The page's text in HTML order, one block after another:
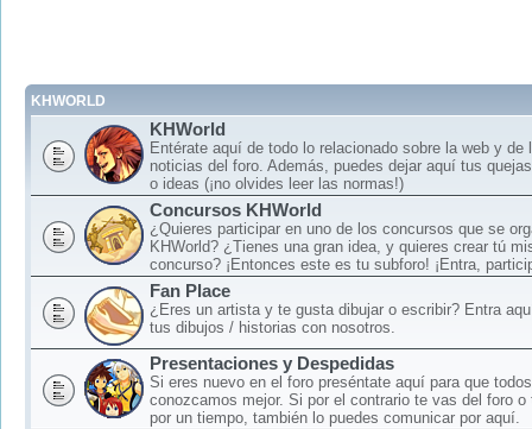
KHWORLD
KHWorld
Entérate aquí de todo lo relacionado sobre la web y de
noticias del foro. Además, puedes dejar aquí tus
o ideas (¡no olvides leer las normas!)
Concursos KHWorld
¿Quieres participar en uno de los concursos que se
KHWorld? ¿Tienes una gran idea, y quieres crear tú
concurso? ¡Entonces este es tu subforo! ¡Entra,
Fan Place
¿Eres un artista y te gusta dibujar o escribir? Entra
tus dibujos / historias con nosotros.
Presentaciones y Despedidas
Si eres nuevo en el foro preséntate aquí para que
conozcamos mejor. Si por el contrario te vas del foro o
por un tiempo, también lo puedes comunicar por aquí.